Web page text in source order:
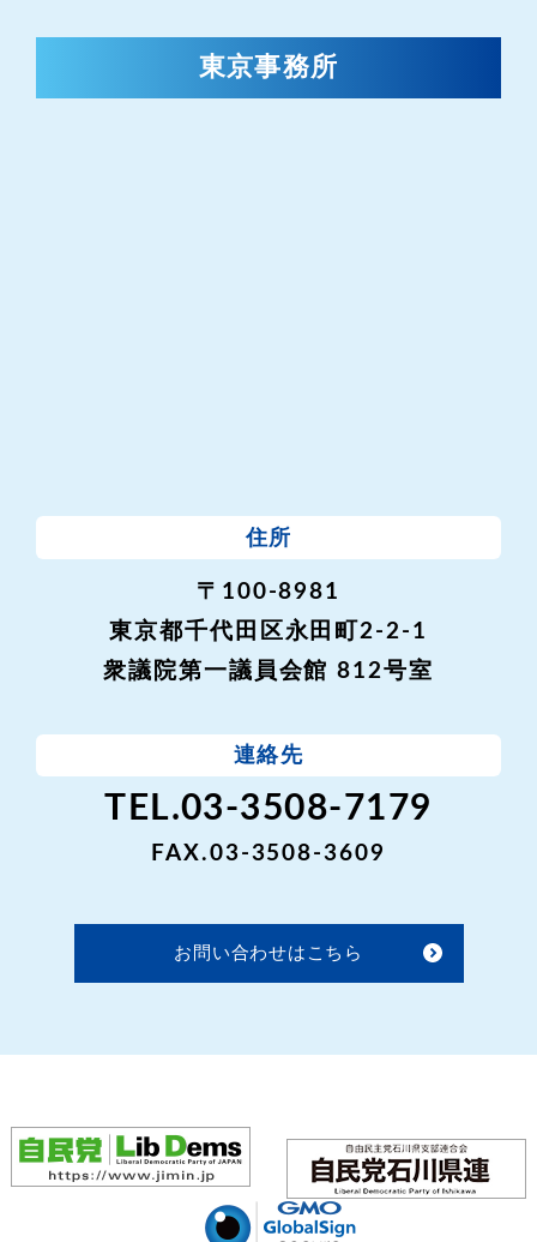
東京事務所
住所
〒100-8981
東京都千代田区永田町2-2-1
衆議院第一議員会館 812号室
連絡先
TEL.03-3508-7179
FAX.03-3508-3609
お問い合わせはこちら